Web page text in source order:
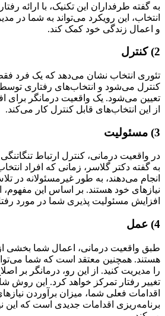
به گفته طرفداران این تکنیک، با ارائه
انتخاب، این رویکرد می‌تواند به شما در
و اعمال زندگی خود کمک کند.
2) کنترل
تئوری انتخاب نشان می‌دهد که یک فرد
کنترل می‌شود و انتخاب‌های رفتاری
تعیین می‌شود. یک واقعیت درمانگر برای
از این انتخاب‌های قابل کنترل کار می‌کند.
3) مسئوليت
در واقعیت درمانی، کنترل ارتباط
به گفته دکتر گلاسر، زمانی که افراد
انجام می‌دهند، به طور غیرمسئولانه در
نیازهای خود هستند. بر اساس این مفهوم،
افزایش مسئولیت پذیری شما در مورد
4) عمل
طبق واقعیت درمانی، اعمال شما بخشی
هستند. همچنین معتقد است که شما
را مدیریت کنید. از این رو، درمانگر بر
تغییر رفتار تمرکز خواهد کرد. این روش
اقدامات فعلی شما، میزان برآوردن
برنامه‌ریزی اقدامات جدیدی است که این